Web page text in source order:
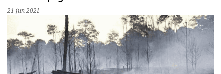
21 jun 2021